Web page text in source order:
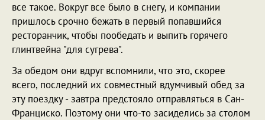
все такое. Вокруг все было в снегу, и компании
пришлось срочно бежать в первый попавшийся
ресторанчик, чтобы пообедать и выпить горячего
глинтвейна "для сугрева".
За обедом они вдруг вспомнили, что это, скорее
всего, последний их совместный вдумчивый обед за
эту поездку - завтра предстояло отправляться в Сан-
Франциско. Поэтому они что-то засиделись за столом